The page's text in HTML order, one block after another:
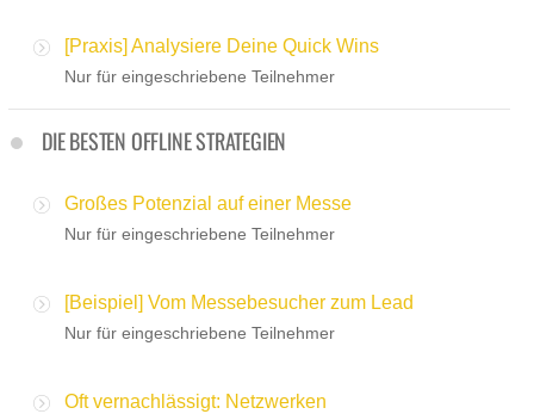
[Praxis] Analysiere Deine Quick Wins
Nur für eingeschriebene Teilnehmer
DIE BESTEN OFFLINE STRATEGIEN
Großes Potenzial auf einer Messe
Nur für eingeschriebene Teilnehmer
[Beispiel] Vom Messebesucher zum Lead
Nur für eingeschriebene Teilnehmer
Oft vernachlässigt: Netzwerken